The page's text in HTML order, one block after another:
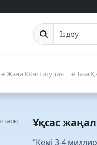
Сайттан іздеу
# Жаңа Конституция # Таза
Ұқсас
“Кемі 3-4